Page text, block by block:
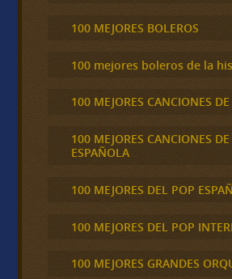
100 MEJORES BOLEROS
100 mejores boleros de la
100 MEJORES CANCIONES
100 MEJORES CANCIONES
ESPAÑOLA
100 MEJORES DEL POP
100 MEJORES DEL POP
100 MEJORES GRANDES